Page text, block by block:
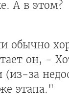
А в этом?
обычно
он, -
за
этапа."